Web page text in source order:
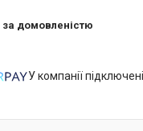
за домовленістю
У компанії